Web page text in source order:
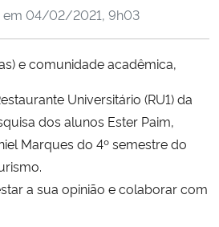
Inovações e Comunicações
04/02/2021, 9h03
e comunidade acadêmica,
Universitário (RU1) da
dos alunos Ester Paim,
Marques do 4º semestre do
a sua opinião e colaborar com